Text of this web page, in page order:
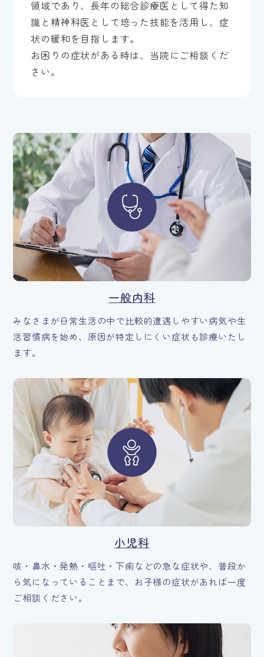
領域であり、長年の総合診療医として得た知
識と精神科医として培った技能を活用し、症
状の緩和を目指します。
お困りの症状がある時は、当院にご相談くだ
さい。
一般内科
みなさまが日常生活の中で比較的遭遇しやすい病気や生
活習慣病を始め、原因が特定しにくい症状も診療いたし
ます。
小児科
咳・鼻水・発熱・嘔吐・下痢などの急な症状や、普段か
ら気になっていることまで、お子様の症状があれば一度
ご相談ください。